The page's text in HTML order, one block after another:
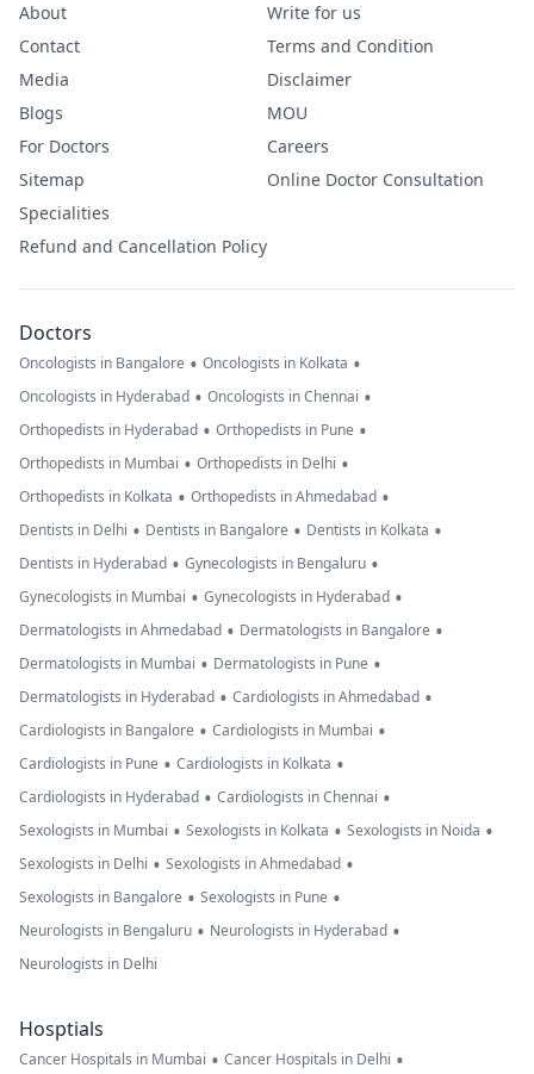
About
Contact
Media
Blogs
For Doctors
Sitemap
Specialities
Refund and Cancellation Policy
Write for us
Terms and Condition
Disclaimer
MOU
Careers
Online Doctor Consultation
Doctors
Oncologists in Bangalore • Oncologists in Kolkata •
Oncologists in Hyderabad • Oncologists in Chennai •
Orthopedists in Hyderabad • Orthopedists in Pune •
Orthopedists in Mumbai • Orthopedists in Delhi •
Orthopedists in Kolkata • Orthopedists in Ahmedabad •
Dentists in Delhi • Dentists in Bangalore • Dentists in Kolkata •
Dentists in Hyderabad • Gynecologists in Bengaluru •
Gynecologists in Mumbai • Gynecologists in Hyderabad •
Dermatologists in Ahmedabad • Dermatologists in Bangalore •
Dermatologists in Mumbai • Dermatologists in Pune •
Dermatologists in Hyderabad • Cardiologists in Ahmedabad •
Cardiologists in Bangalore • Cardiologists in Mumbai •
Cardiologists in Pune • Cardiologists in Kolkata •
Cardiologists in Hyderabad • Cardiologists in Chennai •
Sexologists in Mumbai • Sexologists in Kolkata • Sexologists in Noida •
Sexologists in Delhi • Sexologists in Ahmedabad •
Sexologists in Bangalore • Sexologists in Pune •
Neurologists in Bengaluru • Neurologists in Hyderabad •
Neurologists in Delhi
Hosptials
Cancer Hospitals in Mumbai • Cancer Hospitals in Delhi •